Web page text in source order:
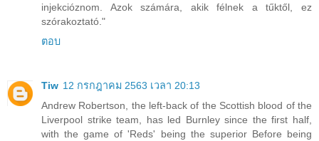
injekcióznom. Azok számára, akik félnek a tűktől, ez
szórakoztató."
ตอบ
Tiw 12 กรกฎาคม 2563 เวลา 20:13
Andrew Robertson, the left-back of the Scottish blood of the
Liverpool strike team, has led Burnley since the first half,
with the game of 'Reds' being the superior Before being